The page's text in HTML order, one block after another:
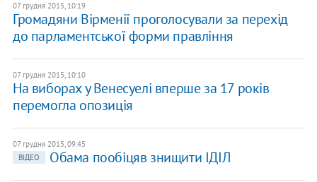
07 грудня 2015, 10:19
Громадяни Вірменії проголосували за перехід
до парламентської форми правління
07 грудня 2015, 10:10
На виборах у Венесуелі вперше за 17 років
перемогла опозиція
07 грудня 2015, 09:45
ВІДЕО
Обама пообіцяв знищити ІДІЛ